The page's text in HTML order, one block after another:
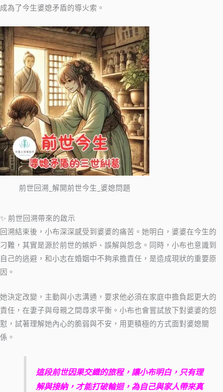
成為了今生婆媳矛盾的導火索。
前世回溯_解開前世今生_婆媳問題
✨ 前世回溯帶來的啟示
回溯結束後，小布深深感受到婆婆的痛苦。她明白，婆婆在今生的
刁難，其實是源於前世的嫉妒、誤解與怨念。同時，小布也意識到
自己的逃避，和小志在婚姻中不夠承擔責任，是造成現狀的重要原
因。
她決定改變，主動與小志溝通，要求他必須在家庭中擔負起更大的
責任，在妻子與母親之間尋求平衡。小布也會嘗試放下對婆婆的怨
懟，試著理解她內心的脆弱與不安，用更積極的方式面對婆媳關
係。
這段前世因果交織的旅程，讓小布明白，只有理
解與接納，才能打破輪迴，為自己與家人帶來真